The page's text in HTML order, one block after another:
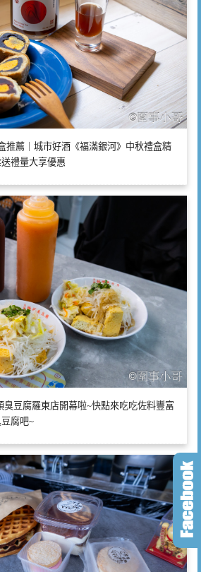
推薦｜城市好酒《福滿銀河》中秋禮盒精
禮量大享優惠
臭豆腐羅東店開幕啦~快點來吃吃佐料豐富
腐吧~